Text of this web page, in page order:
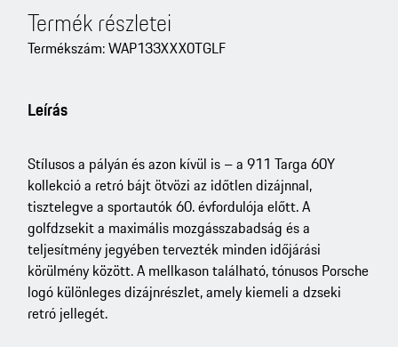
Termék részletei
Termékszám: WAP133XXX0TGLF
Leírás
Stílusos a pályán és azon kívül is – a 911 Targa 60Y
kollekció a retró bájt ötvözi az időtlen dizájnnal,
tisztelegve a sportautók 60. évfordulója előtt. A
golfdzsekit a maximális mozgásszabadság és a
teljesítmény jegyében tervezték minden időjárási
körülmény között. A mellkason található, tónusos Porsche
logó különleges dizájnrészlet, amely kiemeli a dzseki
retró jellegét.